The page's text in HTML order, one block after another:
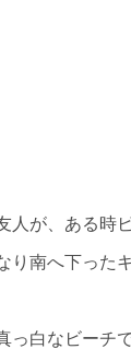
が、ある時
南へ下った
白なビーチで